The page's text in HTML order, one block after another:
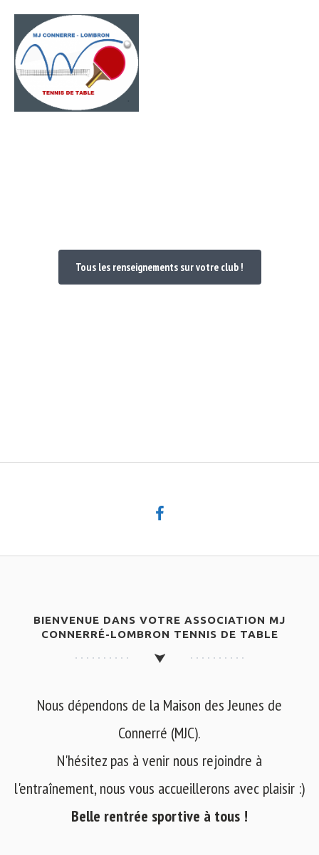
Passer
contenu
Tous les renseignements sur votre club !
BIENVENUE DANS VOTRE ASSOCIATION MJ
CONNERRÉ-LOMBRON TENNIS DE TABLE
Nous dépendons de la Maison des Jeunes de
Connerré (MJC).
N'hésitez pas à venir nous rejoindre à
l'entraînement, nous vous accueillerons avec plaisir :)
Belle rentrée sportive à tous !